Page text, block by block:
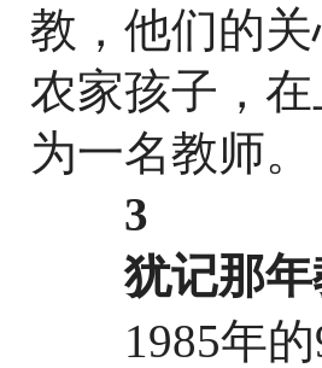
教，他们的
农家孩子，
为一名教师。
3
犹记那年
1985年的9